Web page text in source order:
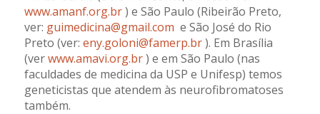
www.amanf.org.br) e São Paulo (Ribeirão Preto,
ver: guimedicina@gmail.com e São José do Rio
Preto (ver: eny.goloni@famerp.br ). Em Brasília
(verwww.amavi.org.br) e em São Paulo (nas
faculdades de medicina da USP e Unifesp) temos
geneticistas que atendem às neurofibromatoses
também.